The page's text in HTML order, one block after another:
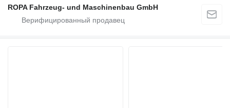
ROPA Fahrzeug- und Maschinenbau GmbH